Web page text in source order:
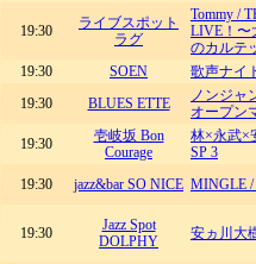
19:30
ライブスポット
ラグ
Tommy /
LIVE！〜
のカルテ
19:30
SOEN
歌声ナイ
19:30
BLUES ETTE
ノンジャ
オープン
19:30
壱岐坂 Bon
Courage
林×永武×
SP 3
19:30 jazz&bar SO NICE MINGLE
19:30
Jazz Spot
DOLPHY
安ヵ川大